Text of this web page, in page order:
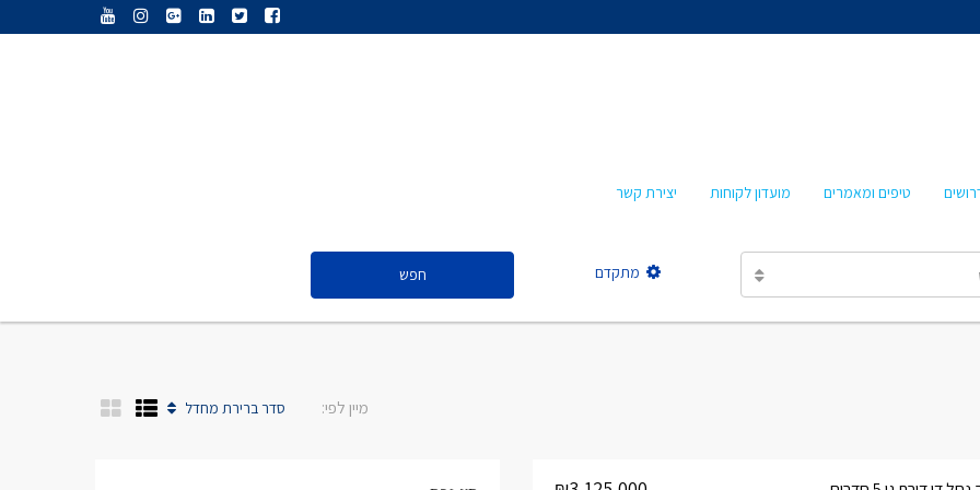
טיפים ומאמרים מועדון לקוחות יצירת קשר
מתקדם חפש
מיין לפי: סדר ברירת מחדל
טלי עזרא